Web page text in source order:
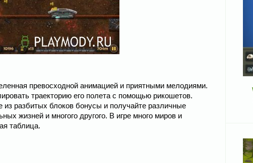
превосходной анимацией и приятными мелодиями.
траекторию его полета с помощью рикошетов.
разбитых блоков бонусы и получайте различные
жизней и многого другого. В игре много миров и
таблица.